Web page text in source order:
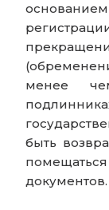
менее
быть
документов.